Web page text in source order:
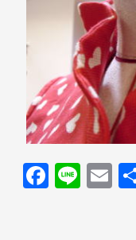
F Li E